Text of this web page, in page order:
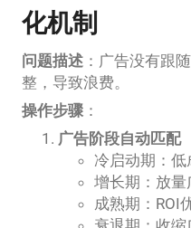
化机制
问题描述 ：广告没有跟
整，导致浪费。
操作步骤 ：
广告阶段自动匹配
冷启动期：
增长期：放量
成熟期：ROI